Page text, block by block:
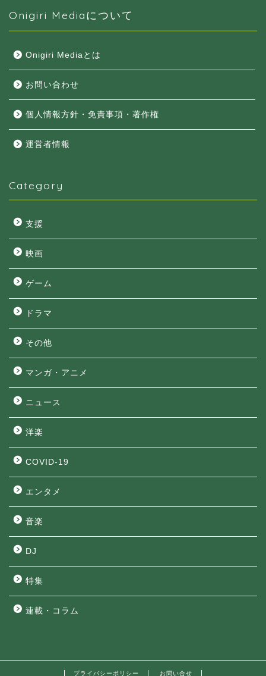
Onigiri Mediaについて
Onigiri Mediaとは
お問い合わせ
個人情報方針・免責事項・著作権
運営者情報
Category
支援
映画
ゲーム
ドラマ
その他
マンガ・アニメ
ニュース
洋楽
COVID-19
エンタメ
音楽
DJ
特集
連載・コラム
プライバシーポリシー お問い合せ